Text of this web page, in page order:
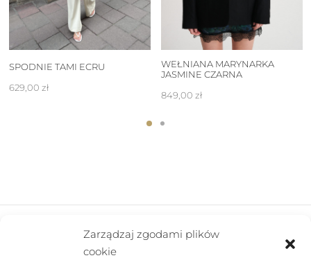
Zarządzaj zgodami plików
cookie
SPODNIE TAMI ECRU
629,00 zł
WEŁNIANA MARYNARKA
JASMINE CZARNA
849,00 zł